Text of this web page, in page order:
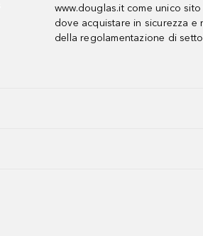
www.douglas.it come unico
dove acquistare in sicurezza e
della regolamentazione di